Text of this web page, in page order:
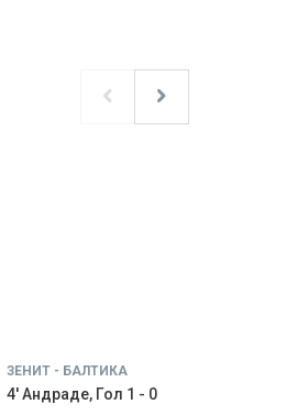
ЗЕНИТ - БАЛТИКА
4' Андраде, Гол 1 - 0